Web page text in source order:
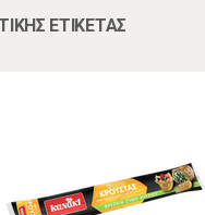
ΕΤΙΚΕΤΑΣ